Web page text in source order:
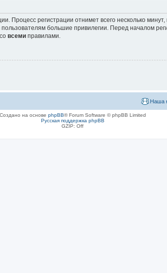
Процесс регистрации отнимет всего несколько
большие привилегии. Перед началом
всеми правилами.
Наша
Создано на основе phpBB® Forum Software © phpBB Limited
Русская поддержка phpBB
GZIP: Off